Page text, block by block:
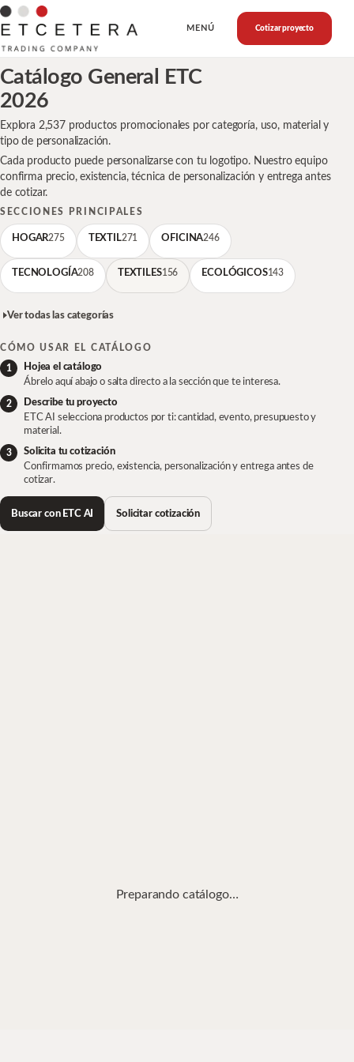
MENÚ Cotizar proyecto
Catálogo General ETC
2026
Explora 2,537 productos promocionales por categoría, uso, material y
tipo de personalización.
Cada producto puede personalizarse con tu logotipo. Nuestro equipo
confirma precio, existencia, técnica de personalización y entrega antes
de cotizar.
SECCIONES PRINCIPALES
HOGAR275 TEXTIL271 OFICINA246
TECNOLOGÍA208 TEXTILES156 ECOLÓGICOS143
Ver todas las categorías
CÓMO USAR EL CATÁLOGO
Hojea el catálogo
Ábrelo aquí abajo o salta directo a la sección que te interesa.
Describe tu proyecto
ETC AI selecciona productos por ti: cantidad, evento, presupuesto y
material.
Solicita tu cotización
Confirmamos precio, existencia, personalización y entrega antes de
cotizar.
Buscar con ETC AI Solicitar cotización
Preparando catálogo…